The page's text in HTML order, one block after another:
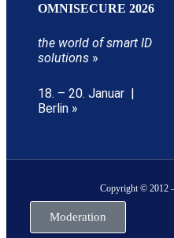
OMNISECURE 2026
the world of smart ID
solutions »
18. – 20. Januar |
Berlin »
Copyright © 2012
Moderation